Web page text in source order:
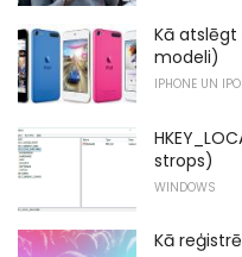
Kā
modeli)
IPHONE UN
strops)
WINDOWS
Kā